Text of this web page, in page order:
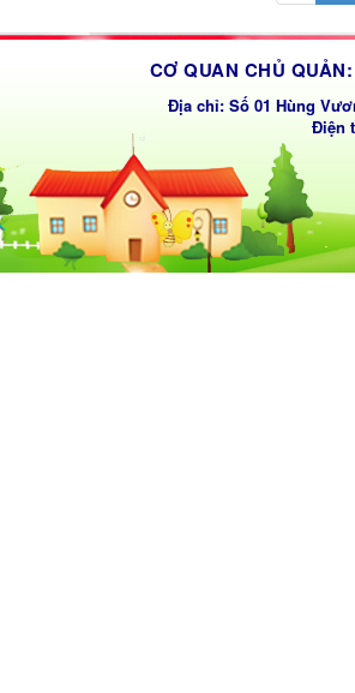
CƠ QUAN CHỦ
Địa chỉ: Số 01 Hùng
Điện